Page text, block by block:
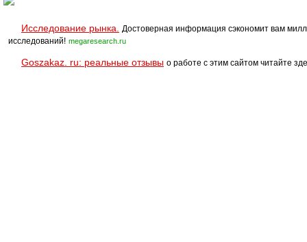
Исследование рынка.
Достоверная информация сэкономит вам
исследований! megaresearch.ru
Goszakaz. ru: реальные отзывы о работе с этим сайтом читайте